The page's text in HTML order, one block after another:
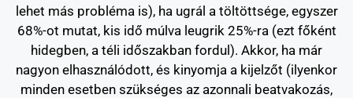
lehet más probléma is), ha ugrál a töltöttsége, egyszer
68%-ot mutat, kis idő múlva leugrik 25%-ra (ezt főként
hidegben, a téli időszakban fordul). Akkor, ha már
nagyon elhasználódott, és kinyomja a kijelzőt (ilyenkor
minden esetben szükséges az azonnali beatvakozás,